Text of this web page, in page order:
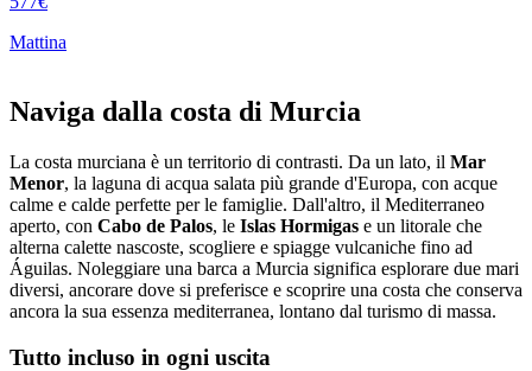
Mattina
Naviga dalla costa di Murcia
La costa murciana è un territorio di contrasti. Da un lato, il Mar
Menor, la laguna di acqua salata più grande d'Europa, con acque
calme e calde perfette per le famiglie. Dall'altro, il Mediterraneo
aperto, con Cabo de Palos, le Islas Hormigas e un litorale che
alterna calette nascoste, scogliere e spiagge vulcaniche fino ad
Águilas. Noleggiare una barca a Murcia significa esplorare due mari
diversi, ancorare dove si preferisce e scoprire una costa che conserva
ancora la sua essenza mediterranea, lontano dal turismo di massa.
Tutto incluso in ogni uscita